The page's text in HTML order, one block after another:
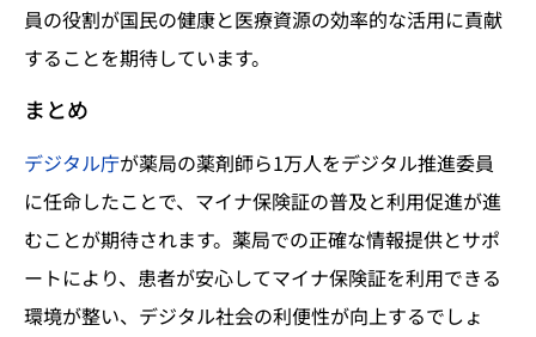
員の役割が国民の健康と医療資源の効率的な活用に貢献
することを期待しています。
まとめ
デジタル庁が薬局の薬剤師ら1万人をデジタル推進委員
に任命したことで、マイナ保険証の普及と利用促進が進
むことが期待されます。薬局での正確な情報提供とサポ
ートにより、患者が安心してマイナ保険証を利用できる
環境が整い、デジタル社会の利便性が向上するでしょ